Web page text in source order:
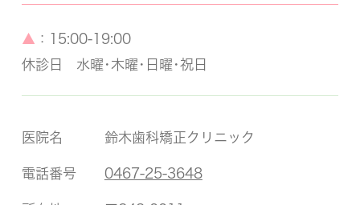
▲ ：15:00-19:00
休診日 水曜･木曜･日曜･祝日
医院名 鈴木歯科矯正クリニック
電話番号 0467-25-3648